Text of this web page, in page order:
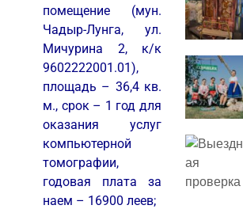
помещение (мун.
Чадыр-Лунга, ул.
Мичурина 2, к/к
9602222001.01),
площадь – 36,4 кв.
м., срок – 1 год для
оказания услуг
компьютерной
томографии,
годовая плата за
наем – 16900 леев;